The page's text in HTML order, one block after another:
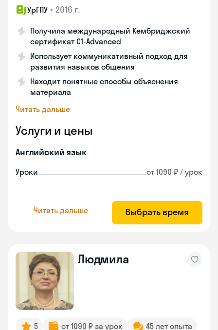
УрГПУ • 2016 г.
Получила международный Кембриджский
сертификат С1-Advanced
Использует коммуникативный подход для
развития навыков общения
Находит понятные способы объяснения
материала
Читать дальше
Услуги и цены
Английский язык
Уроки от 1090 ₽ / урок
Читать дальше Выбрать время
Людмила
5 от 1090 ₽ за урок
45 лет опыта